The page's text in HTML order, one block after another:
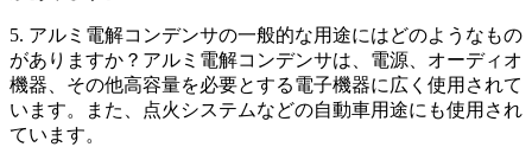
5. アルミ電解コンデンサの一般的な用途にはどのようなもの
がありますか？アルミ電解コンデンサは、電源、オーディオ
機器、その他高容量を必要とする電子機器に広く使用されて
います。また、点火システムなどの自動車用途にも使用され
ています。